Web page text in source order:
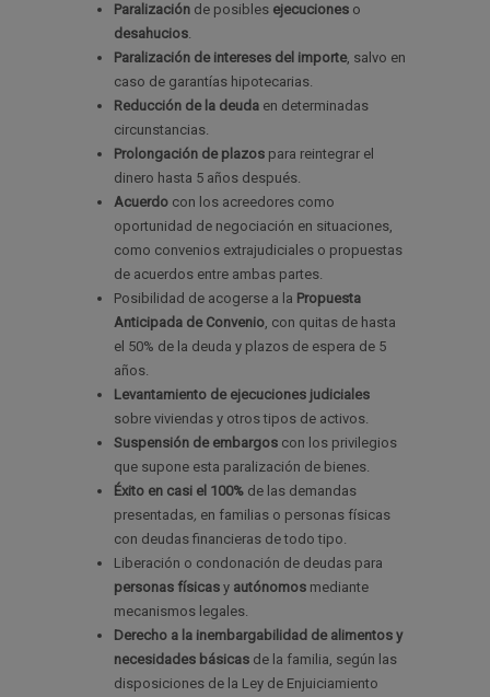
Paralización de posibles ejecuciones o
desahucios.
Paralización de intereses del importe, salvo en
caso de garantías hipotecarias.
Reducción de la deuda en determinadas
circunstancias.
Prolongación de plazos para reintegrar el
dinero hasta 5 años después.
Acuerdo con los acreedores como
oportunidad de negociación en situaciones,
como convenios extrajudiciales o propuestas
de acuerdos entre ambas partes.
Posibilidad de acogerse a la Propuesta
Anticipada de Convenio, con quitas de hasta
el 50% de la deuda y plazos de espera de 5
años.
Levantamiento de ejecuciones judiciales
sobre viviendas y otros tipos de activos.
Suspensión de embargos con los privilegios
que supone esta paralización de bienes.
Éxito en casi el 100% de las demandas
presentadas, en familias o personas físicas
con deudas financieras de todo tipo.
Liberación o condonación de deudas para
personas físicas y autónomos mediante
mecanismos legales.
Derecho a la inembargabilidad de alimentos y
necesidades básicas de la familia, según las
disposiciones de la Ley de Enjuiciamiento